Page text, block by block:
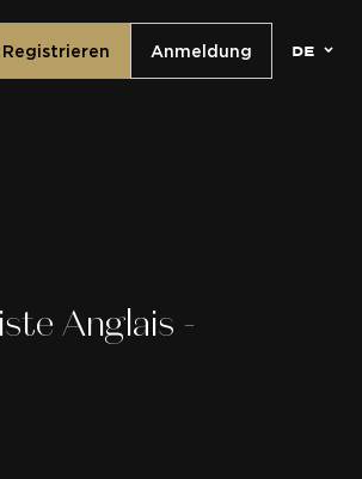
Registrieren Anmeldung de
Anglais -